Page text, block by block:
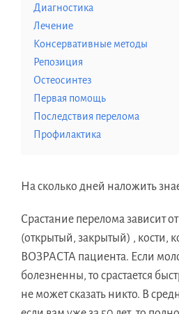
Диагностика
Лечение
Консервативные методы
Репозиция
Остеосинтез
Первая помощь
Последствия перелома
Профилактика
На сколько дней наложить
Срастание перелома зависит
(открытый, закрытый) , кости,
ВОЗРАСТА пациента. Если
болезненны, то срастается
не может сказать никто. В